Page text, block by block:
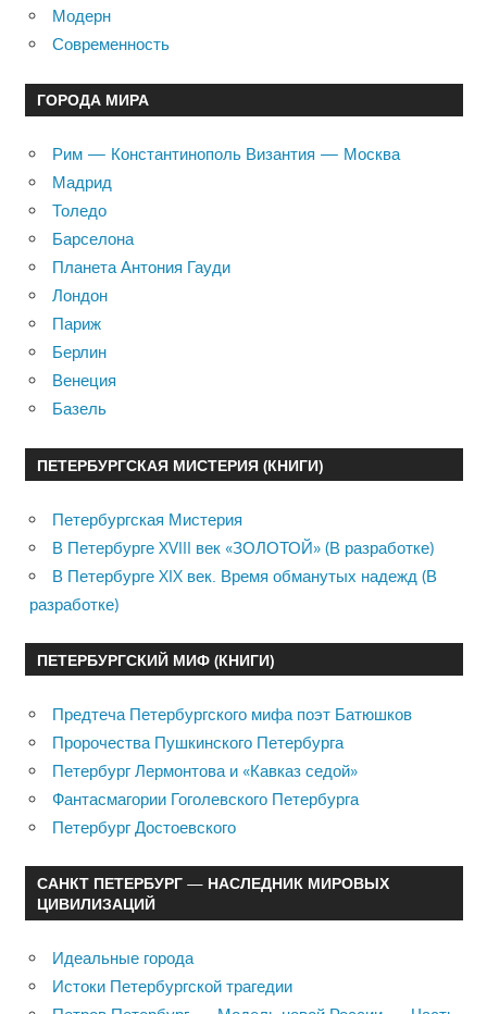
Модерн
Современность
ГОРОДА МИРА
Рим — Константинополь Византия — Москва
Мадрид
Толедо
Барселона
Планета Антония Гауди
Лондон
Париж
Берлин
Венеция
Базель
ПЕТЕРБУРГСКАЯ МИСТЕРИЯ (КНИГИ)
Петербургская Мистерия
В Петербурге XVIII век «ЗОЛОТОЙ» (В разработке)
В Петербурге XIX век. Время обманутых надежд (В
разработке)
ПЕТЕРБУРГСКИЙ МИФ (КНИГИ)
Предтеча Петербургского мифа поэт Батюшков
Пророчества Пушкинского Петербурга
Петербург Лермонтова и «Кавказ седой»
Фантасмагории Гоголевского Петербурга
Петербург Достоевского
САНКТ ПЕТЕРБУРГ — НАСЛЕДНИК МИРОВЫХ
ЦИВИЛИЗАЦИЙ
Идеальные города
Истоки Петербургской трагедии